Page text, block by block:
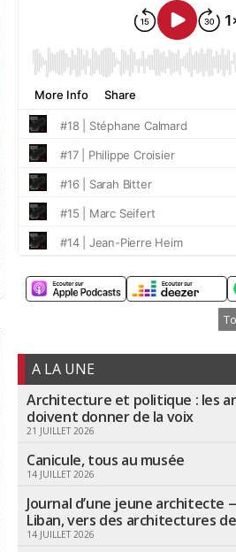
A LA UNE
Architecture et politique : les
doivent donner de la voix
21 JUILLET 2026
Canicule, tous au musée
14 JUILLET 2026
Journal d’une jeune architecte
Liban, vers des architectures
14 JUILLET 2026